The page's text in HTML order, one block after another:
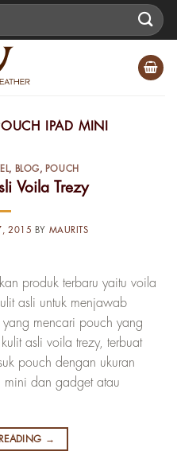
IPAD MINI
, BLOG, POUCH
Voila Trezy
2015 BY MAURITS
produk terbaru yaitu voila
asli untuk menjawab
mencari pouch yang
asli voila trezy, terbuat
pouch dengan ukuran
mini dan gadget atau
→